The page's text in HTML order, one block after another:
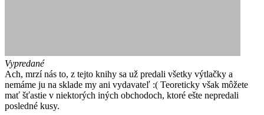
Vypredané
Ach, mrzí nás to, z tejto knihy sa už predali všetky výtlačky a
nemáme ju na sklade my ani vydavateľ :( Teoreticky však môžete
mať šťastie v niektorých iných obchodoch, ktoré ešte nepredali
posledné kusy.